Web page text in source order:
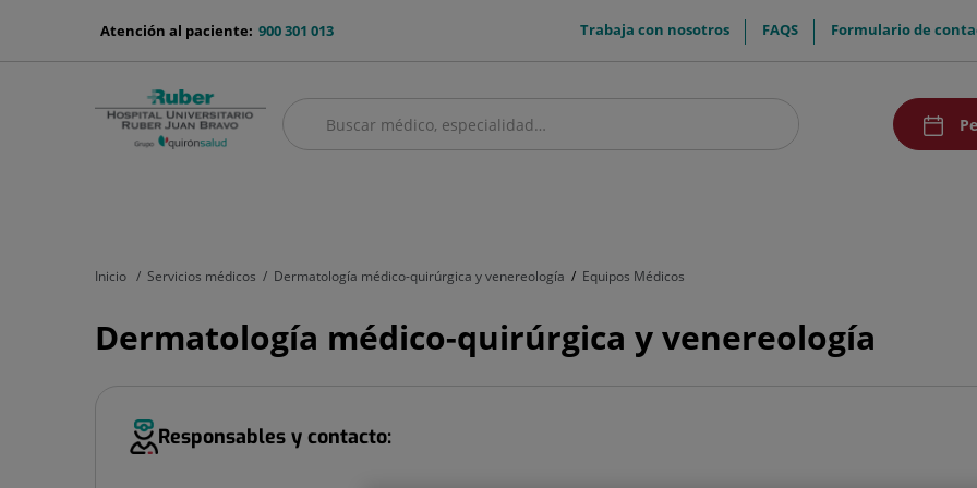
menu-
900 301 013
Atención al paciente: menuTop
Trabaja con nosotros FAQS Formulario de
BuscarBuscar
Inicio Servicios médicos Dermatología médico-quirúrgica y venereología Equipos Médicos
Dermatología médico-quirúrgica y venereología
Responsables y contacto: